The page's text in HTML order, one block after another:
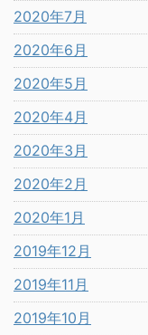
2020年7月
2020年6月
2020年5月
2020年4月
2020年3月
2020年2月
2020年1月
2019年12月
2019年11月
2019年10月